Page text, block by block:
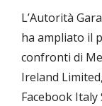
L’Autorità
ha ampliato il
confronti di
Ireland
Facebook Italy